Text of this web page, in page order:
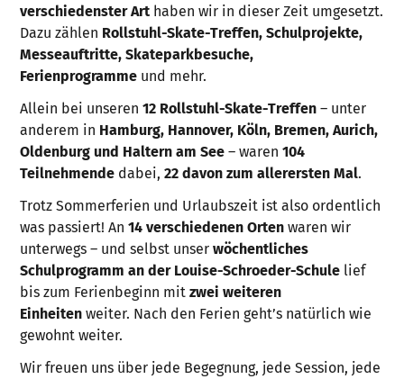
verschiedenster Art haben wir in dieser Zeit umgesetzt.
Dazu zählen Rollstuhl-Skate-Treffen, Schulprojekte,
Messeauftritte, Skateparkbesuche,
Ferienprogramme und mehr.
Allein bei unseren12 Rollstuhl-Skate-Treffen – unter
anderem in Hamburg, Hannover, Köln, Bremen, Aurich,
Oldenburg und Haltern am See – waren104
Teilnehmende dabei,22 davon zum allerersten Mal.
Trotz Sommerferien und Urlaubszeit ist also ordentlich
was passiert! An14 verschiedenen Orten waren wir
unterwegs – und selbst unserwöchentliches
Schulprogramm an der Louise-Schroeder-Schule lief
bis zum Ferienbeginn mitzwei weiteren
Einheiten weiter. Nach den Ferien geht’s natürlich wie
gewohnt weiter.
Wir freuen uns über jede Begegnung, jede Session, jede